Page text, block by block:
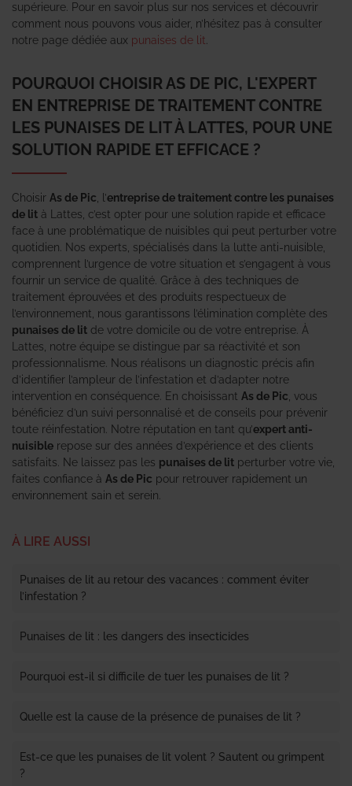
supérieure. Pour en savoir plus sur nos services et découvrir
comment nous pouvons vous aider, n’hésitez pas à consulter
notre page dédiée aux punaises de lit
POURQUOI CHOISIR AS DE PIC, L'EXPERT
EN ENTREPRISE DE TRAITEMENT CONTRE
LES PUNAISES DE LIT À LATTES, POUR UNE
SOLUTION RAPIDE ET EFFICACE ?
Choisir As de Pic , l’entreprise de traitement contre les punaises
de lit à Lattes, c’est opter pour une solution rapide et efficace
face à une problématique de nuisibles qui peut perturber votre
quotidien. Nos experts, spécialisés dans la lutte anti-nuisible,
comprennent l’urgence de votre situation et s’engagent à vous
fournir un service de qualité. Grâce à des techniques de
traitement éprouvées et des produits respectueux de
l’environnement, nous garantissons l’élimination complète des
punaises de lit de votre domicile ou de votre entreprise. À
Lattes, notre équipe se distingue par sa réactivité et son
professionnalisme. Nous réalisons un diagnostic précis afin
d’identifier l’ampleur de l’infestation et d’adapter notre
intervention en conséquence. En choisissant As de Pic , vous
bénéficiez d’un suivi personnalisé et de conseils pour prévenir
toute réinfestation. Notre réputation en tant qu’expert anti-
nuisible repose sur des années d’expérience et des clients
satisfaits. Ne laissez pas les punaises de lit perturber votre vie,
faites confiance à As de Pic pour retrouver rapidement un
environnement sain et serein.
À LIRE AUSSI
Punaises de lit au retour des vacances : comment éviter
l’infestation ?
Punaises de lit : les dangers des insecticides
Pourquoi est-il si difficile de tuer les punaises de lit ?
Quelle est la cause de la présence de punaises de lit ?
Est-ce que les punaises de lit volent ? Sautent ou grimpent
?